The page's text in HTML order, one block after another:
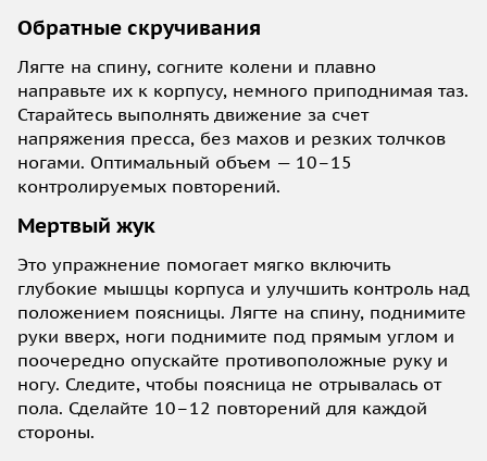
Обратные скручивания
Лягте на спину, согните колени и плавно
направьте их к корпусу, немного приподнимая таз.
Старайтесь выполнять движение за счет
напряжения пресса, без махов и резких толчков
ногами. Оптимальный объем — 10–15
контролируемых повторений.
Мертвый жук
Это упражнение помогает мягко включить
глубокие мышцы корпуса и улучшить контроль над
положением поясницы. Лягте на спину, поднимите
руки вверх, ноги поднимите под прямым углом и
поочередно опускайте противоположные руку и
ногу. Следите, чтобы поясница не отрывалась от
пола. Сделайте 10–12 повторений для каждой
стороны.